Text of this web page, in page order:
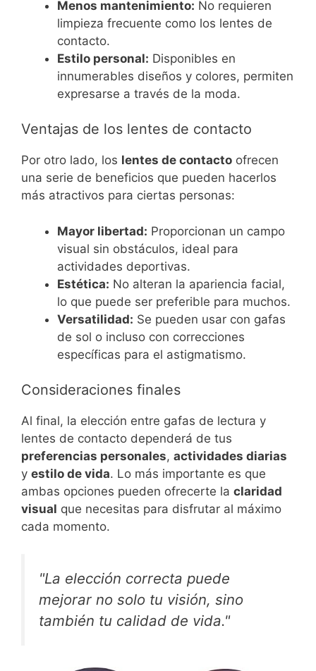
Menos mantenimiento: No requieren
limpieza frecuente como los lentes de
contacto.
Estilo personal: Disponibles en
innumerables diseños y colores, permiten
expresarse a través de la moda.
Ventajas de los lentes de contacto
Por otro lado, los lentes de contacto ofrecen
una serie de beneficios que pueden hacerlos
más atractivos para ciertas personas:
Mayor libertad: Proporcionan un campo
visual sin obstáculos, ideal para
actividades deportivas.
Estética: No alteran la apariencia facial,
lo que puede ser preferible para muchos.
Versatilidad: Se pueden usar con gafas
de sol o incluso con correcciones
específicas para el astigmatismo.
Consideraciones finales
Al final, la elección entre gafas de lectura y
lentes de contacto dependerá de tus
preferencias personales, actividades diarias
y estilo de vida. Lo más importante es que
ambas opciones pueden ofrecerte la claridad
visual que necesitas para disfrutar al máximo
cada momento.
"La elección correcta puede
mejorar no solo tu visión, sino
también tu calidad de vida."